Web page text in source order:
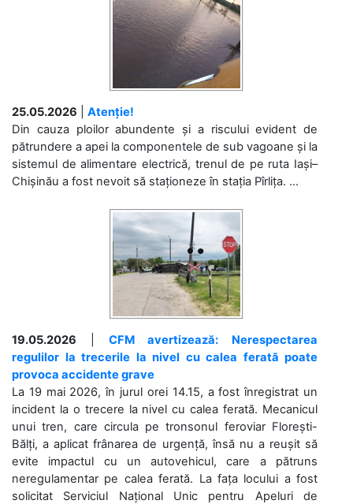
25.05.2026
Atenție!
Din cauza ploilor abundente și a riscului evident de
pătrundere a apei la componentele de sub vagoane și la
sistemul de alimentare electrică, trenul de pe ruta Iași–
Chișinău a fost nevoit să staționeze în stația Pîrlița. ...
19.05.2026
CFM avertizează: Nerespectarea
regulilor la trecerile la nivel cu calea ferată poate
provoca accidente grave
La 19 mai 2026, în jurul orei 14.15, a fost înregistrat un
incident la o trecere la nivel cu calea ferată. Mecanicul
unui tren, care circula pe tronsonul feroviar Florești-
Bălți, a aplicat frânarea de urgență, însă nu a reușit să
evite impactul cu un autovehicul, care a pătruns
neregulamentar pe calea ferată. La fața locului a fost
solicitat Serviciul Național Unic pentru Apeluri de